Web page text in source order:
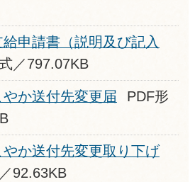
申請書（説明及び記入
／797.07KB
か送付先変更届
PDF形
か送付先変更取り下げ
92.63KB